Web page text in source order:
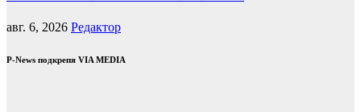
авг. 6, 2026 Редактор
P-News подкрепя VIA MEDIA